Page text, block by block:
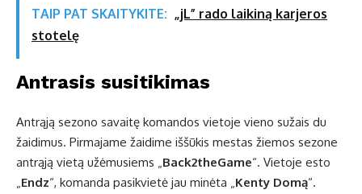
TAIP PAT SKAITYKITE: „jL” rado laikiną karjeros
stotelę
Antrasis susitikimas
Antrąją sezono savaitę komandos vietoje vieno sužais du
žaidimus. Pirmajame žaidime iššūkis mestas žiemos sezone
antrąją vietą užėmusiems „Back2theGame“. Vietoje esto
„Endz“, komanda pasikvietė jau minėta „Kenty Domą“.